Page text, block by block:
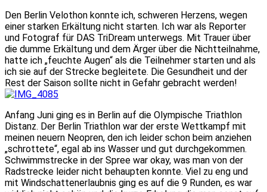
Den Berlin Velothon konnte ich, schweren Herzens, wegen
einer starken Erkältung nicht starten. Ich war als Reporter
und Fotograf für DAS TriDream unterwegs. Mit Trauer über
die dumme Erkältung und dem Ärger über die Nichtteilnahme,
hatte ich „feuchte Augen“ als die Teilnehmer starten und als
ich sie auf der Strecke begleitete. Die Gesundheit und der
Rest der Saison sollte nicht in Gefahr gebracht werden!
Anfang Juni ging es in Berlin auf die Olympische Triathlon
Distanz. Der Berlin Triathlon war der erste Wettkampf mit
meinen neuern Neopren, den ich leider schon beim anziehen
„schrottete“, egal ab ins Wasser und gut durchgekommen.
Schwimmstrecke in der Spree war okay, was man von der
Radstrecke leider nicht behaupten konnte. Viel zu eng und
mit Windschattenerlaubnis ging es auf die 9 Runden, es war